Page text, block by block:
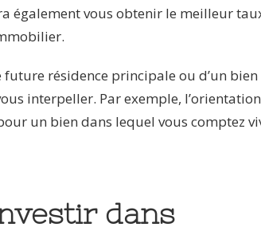
également vous obtenir le meilleur
future résidence principale ou d’un
interpeller. Par exemple,
un bien dans lequel vous comptez
dans